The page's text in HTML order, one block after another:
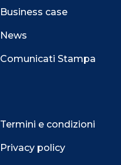
Business case
News
Comunicati Stampa
Termini e condizioni
Privacy policy